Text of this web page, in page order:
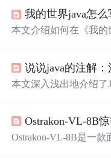
我的世界java怎
本文介绍如何在《我
说说java的注解
本文深入浅出地介绍了
学者提供了易于理解的
Ostrakon-VL-8B是一